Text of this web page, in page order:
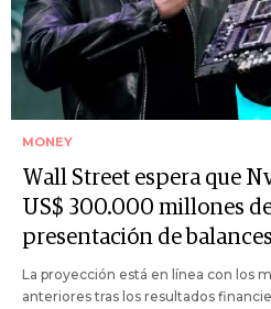
MONEY
Wall Street espera que
US$ 300.000 millones
presentación de balances
La proyección está en línea con los
anteriores tras los resultados